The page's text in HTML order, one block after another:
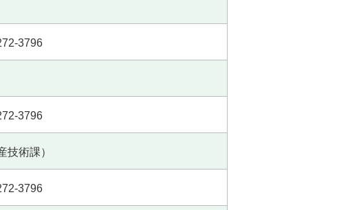
3796
3796
技術課）
3796